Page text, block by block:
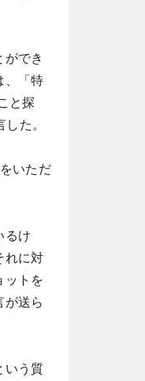
でき
、「特
と探
た。
いただ
るけ
れに対
ットを
送ら
いう質